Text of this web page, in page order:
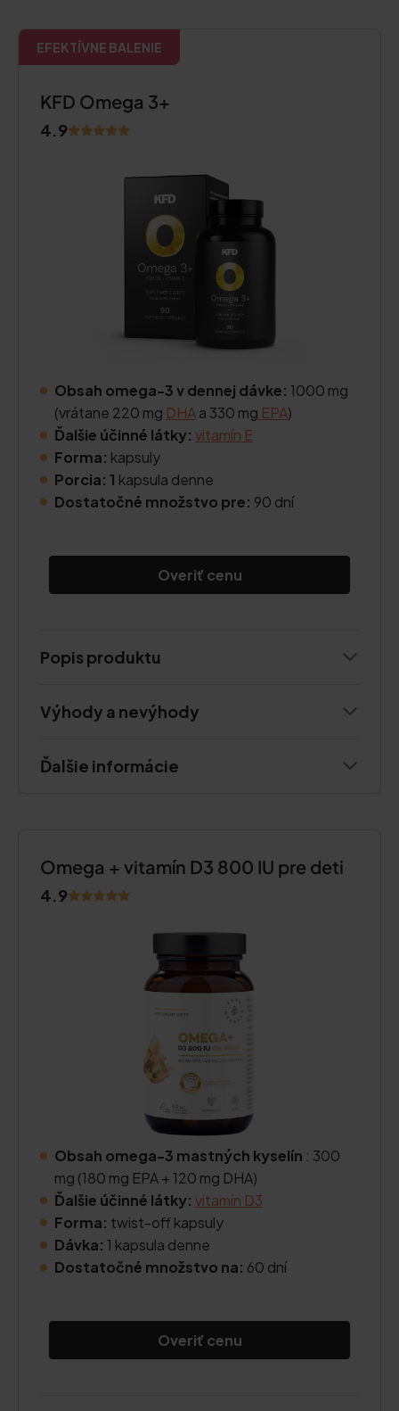
EFEKTÍVNE BALENIE
KFD Omega 3+
4.9
Obsah omega-3 v dennej dávke: 1000 mg
(vrátane 220 mg DHAa 330 mg EPA)
Ďalšie účinné látky: vitamín E
Forma: kapsuly
Porcia: 1 kapsula denne
Dostatočné množstvo pre: 90 dní
Overiť cenu
Popis produktu
Výhody a nevýhody
Ďalšie informácie
Omega + vitamín D3 800 IU pre deti
4.9
Obsah omega-3 mastných kyselín : 300
mg (180 mg EPA + 120 mg DHA)
Ďalšie účinné látky: vitamín D3
Forma: twist-off kapsuly
Dávka: 1 kapsula denne
Dostatočné množstvo na: 60 dní
Overiť cenu